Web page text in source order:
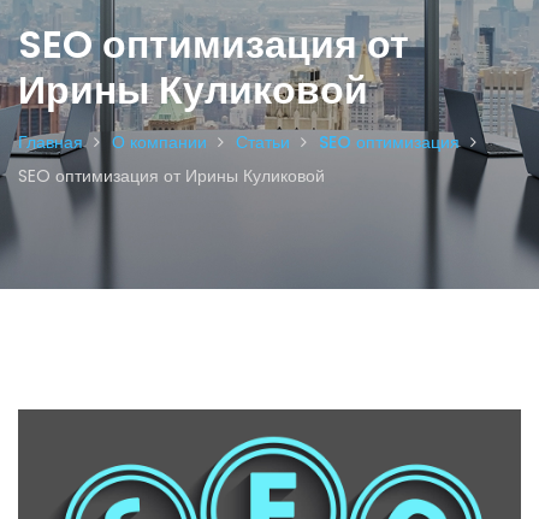
SEO оптимизация от
Ирины Куликовой
Главная О компании Статьи
SEO оптимизация
SEO оптимизация от Ирины Куликовой